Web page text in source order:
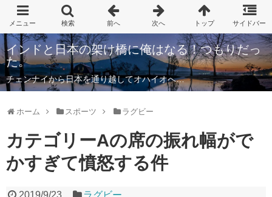
インドと日本の架け橋に俺はなる！つもりだっ
た。
チェンナイから日本を通り越してオハイオへ…
ホーム スポーツ ラグビー
カテゴリーAの席の振れ幅がで
かすぎて憤怒する件
2019/9/23 ラグビー